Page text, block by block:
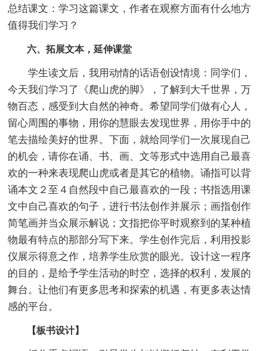
总结课文：学习这篇课文，作者在观察方面有什么地方
值得我们学习？
六、拓展文本，延伸课堂
学生读文后，我用动情的话语创设情境：同学们，
今天我们学习了《爬山虎的脚》，了解到大千世界，万
物百态，感受到大自然的神奇。希望同学们做有心人，
留心周围的事物，用你的慧眼去发现世界，用你手中的
笔去描绘美好的世界。下面，就给同学们一次展现自己
的机会，请你在诵、书、画、文等形式中选用自己最喜
欢的一种来表现爬山虎或者是其它的植物。诵指可以背
诵本文２至４自然段中自己最喜欢的一段；书指选用课
文中自己喜欢的句子，进行书法创作并展示；画指创作
简笔画并当众展示解说；文指把你平时观察到的某种植
物最有特点的那部分写下来。学生创作完后，利用投影
仪展示得意之作，培养学生欣赏的眼光。设计这一程序
的目的，是给予学生活动的时空，选择的权利，发展的
舞台。让他们有更多思考和探索的机遇，有更多表达情
感的平台。
【板书设计】